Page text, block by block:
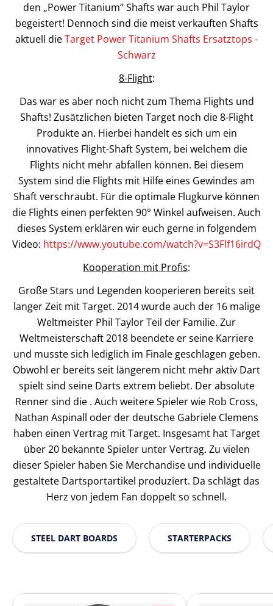
den „Power Titanium“ Shafts war auch Phil Taylor
begeistert! Dennoch sind die meist verkauften Shafts
aktuell dieTarget Power Titanium Shafts Ersatztops -
Schwarz
8-Flight:
Das war es aber noch nicht zum Thema Flights und
Shafts! Zusätzlichen bieten Target noch die 8-Flight
Produkte an. Hierbei handelt es sich um ein
innovatives Flight-Shaft System, bei welchem die
Flights nicht mehr abfallen können. Bei diesem
System sind die Flights mit Hilfe eines Gewindes am
Shaft verschraubt. Für die optimale Flugkurve können
die Flights einen perfekten 90° Winkel aufweisen. Auch
dieses System erklären wir euch gerne in folgendem
Video: https://www.youtube.com/watch?v=S3Flf16irdQ
Kooperation mit Profis:
Große Stars und Legenden kooperieren bereits seit
langer Zeit mit Target. 2014 wurde auch der 16 malige
Weltmeister Phil Taylor Teil der Familie. Zur
Weltmeisterschaft 2018 beendete er seine Karriere
und musste sich lediglich im Finale geschlagen geben.
Obwohl er bereits seit längerem nicht mehr aktiv Dart
spielt sind seine Darts extrem beliebt. Der absolute
Renner sind die . Auch weitere Spieler wie Rob Cross,
Nathan Aspinall oder der deutsche Gabriele Clemens
haben einen Vertrag mit Target. Insgesamt hat Target
über 20 bekannte Spieler unter Vertrag. Zu vielen
dieser Spieler haben Sie Merchandise und individuelle
gestaltete Dartsportartikel produziert. Da schlägt das
Herz von jedem Fan doppelt so schnell.
STEEL DART BOARDS STARTERPACKS